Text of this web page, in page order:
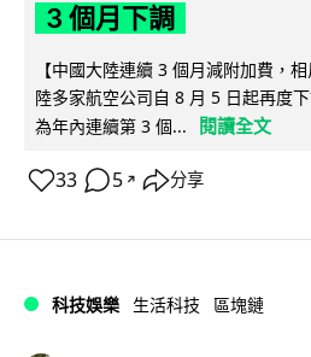
3 個月下調
【中國大陸連續 3 個月減附加費，
陸多家航空公司自 8 月 5 日起再度
為年內連續第 3 個...
閱讀全文
33 5 ↗ 分享
科技娛樂 生活科技 區塊鏈